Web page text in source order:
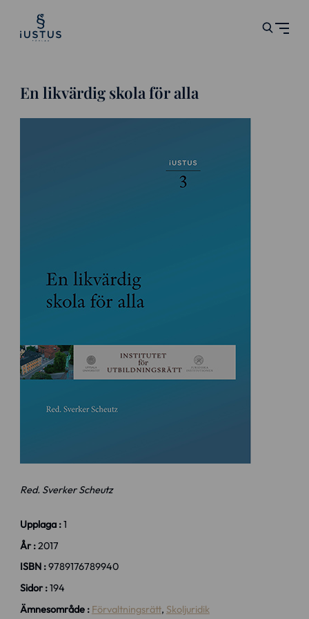
En likvärdig skola för alla
Red. Sverker Scheutz
Upplaga :1
År :2017
ISBN :9789176789940
Sidor :194
Ämnesområde : Förvaltningsrätt, Skoljuridik